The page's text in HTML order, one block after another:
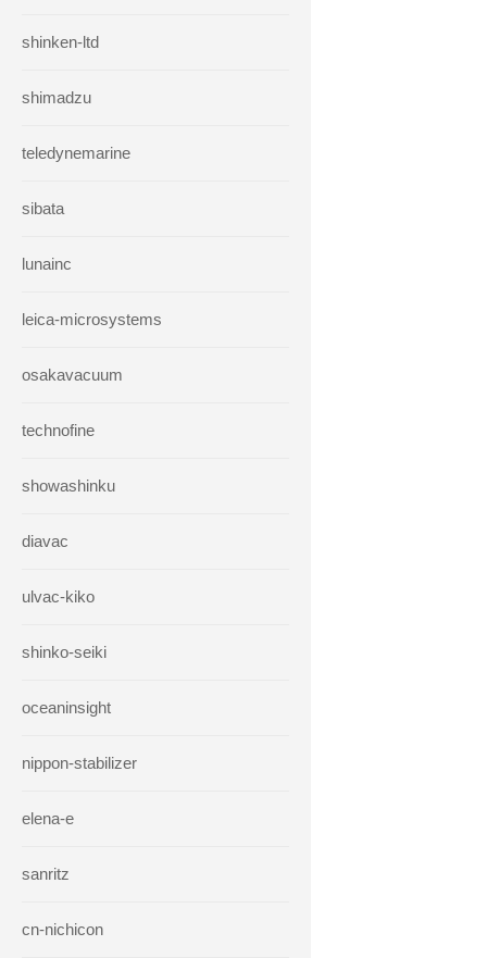
shinken-ltd
shimadzu
teledynemarine
sibata
lunainc
leica-microsystems
osakavacuum
technofine
showashinku
diavac
ulvac-kiko
shinko-seiki
oceaninsight
nippon-stabilizer
elena-e
sanritz
cn-nichicon